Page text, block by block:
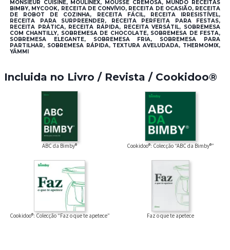
MONSIEUR CUISINE, MOULINEX, MOUSSE CREMOSA, MUNDO RECEITAS
BIMBY, MYCOOK, RECEITA DE CONVÍVIO, RECEITA DE OCASIÃO, RECEITA
DE ROBOT DE COZINHA, RECEITA FÁCIL, RECEITA IRRESISTÍVEL,
RECEITA PARA SURPREENDER, RECEITA PERFEITA PARA FESTAS,
RECEITA PRÁTICA, RECEITA RÁPIDA, RECEITA VERSÁTIL, SOBREMESA
COM CHANTILLY, SOBREMESA DE CHOCOLATE, SOBREMESA DE FESTA,
SOBREMESA ELEGANTE, SOBREMESA FRIA, SOBREMESA PARA
PARTILHAR, SOBREMESA RÁPIDA, TEXTURA AVELUDADA, THERMOMIX,
YÄMMI
Incluida no Livro / Revista / Cookidoo®
ABC da Bimby® Cookidoo®: Colecção “ABC da Bimby®”
Cookidoo®: Colecção “Faz o que te apetece” Faz o que te apetece